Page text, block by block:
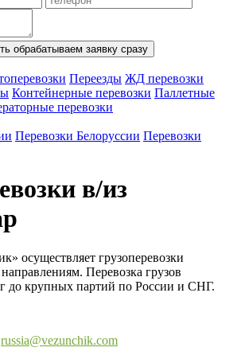
обрабатываем заявку сразу
Переезды ЖД перевозки
Контейнерные перевозки Паллетные
перевозки
Перевозки Белоруссии Перевозки
в/из
осуществляет грузоперевозки
Перевозка грузов
до крупных партий по России и СНГ.
russia@vezunchik.com